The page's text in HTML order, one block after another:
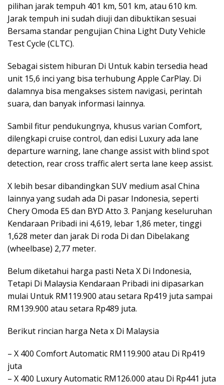
pilihan jarak tempuh 401 km, 501 km, atau 610 km.
Jarak tempuh ini sudah diuji dan dibuktikan sesuai
Bersama standar pengujian China Light Duty Vehicle
Test Cycle (CLTC).
Sebagai sistem hiburan Di Untuk kabin tersedia head
unit 15,6 inci yang bisa terhubung Apple CarPlay. Di
dalamnya bisa mengakses sistem navigasi, perintah
suara, dan banyak informasi lainnya.
Sambil fitur pendukungnya, khusus varian Comfort,
dilengkapi cruise control, dan edisi Luxury ada lane
departure warning, lane change assist with blind spot
detection, rear cross traffic alert serta lane keep assist.
X lebih besar dibandingkan SUV medium asal China
lainnya yang sudah ada Di pasar Indonesia, seperti
Chery Omoda E5 dan BYD Atto 3. Panjang keseluruhan
Kendaraan Pribadi ini 4,619, lebar 1,86 meter, tinggi
1,628 meter dan jarak Di roda Di dan Dibelakang
(wheelbase) 2,77 meter.
Belum diketahui harga pasti Neta X Di Indonesia,
Tetapi Di Malaysia Kendaraan Pribadi ini dipasarkan
mulai Untuk RM119.900 atau setara Rp419 juta sampai
RM139.900 atau setara Rp489 juta.
Berikut rincian harga Neta x Di Malaysia
– X 400 Comfort Automatic RM119.900 atau Di Rp419
juta
– X 400 Luxury Automatic RM126.000 atau Di Rp441 juta